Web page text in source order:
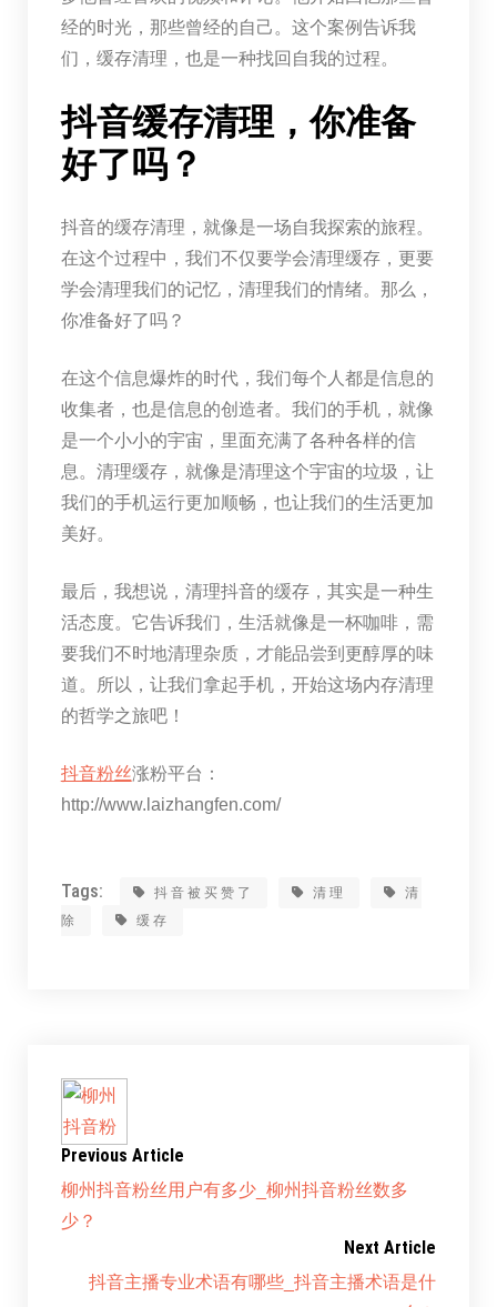
经的时光，那些曾经的自己。这个案例告诉我
们，缓存清理，也是一种找回自我的过程。
抖音缓存清理，你准备
好了吗？
抖音的缓存清理，就像是一场自我探索的旅程。
在这个过程中，我们不仅要学会清理缓存，更要
学会清理我们的记忆，清理我们的情绪。那么，
你准备好了吗？
在这个信息爆炸的时代，我们每个人都是信息的
收集者，也是信息的创造者。我们的手机，就像
是一个小小的宇宙，里面充满了各种各样的信
息。清理缓存，就像是清理这个宇宙的垃圾，让
我们的手机运行更加顺畅，也让我们的生活更加
美好。
最后，我想说，清理抖音的缓存，其实是一种生
活态度。它告诉我们，生活就像是一杯咖啡，需
要我们不时地清理杂质，才能品尝到更醇厚的味
道。所以，让我们拿起手机，开始这场内存清理
的哲学之旅吧！
抖音粉丝涨粉平台：
http://www.laizhangfen.com/
Tags: 抖音被买赞了 清理
清
除
缓存
Previous Article
柳州抖音粉丝用户有多少_柳州抖音粉丝数多
少？
Next Article
抖音主播专业术语有哪些_抖音主播术语是什